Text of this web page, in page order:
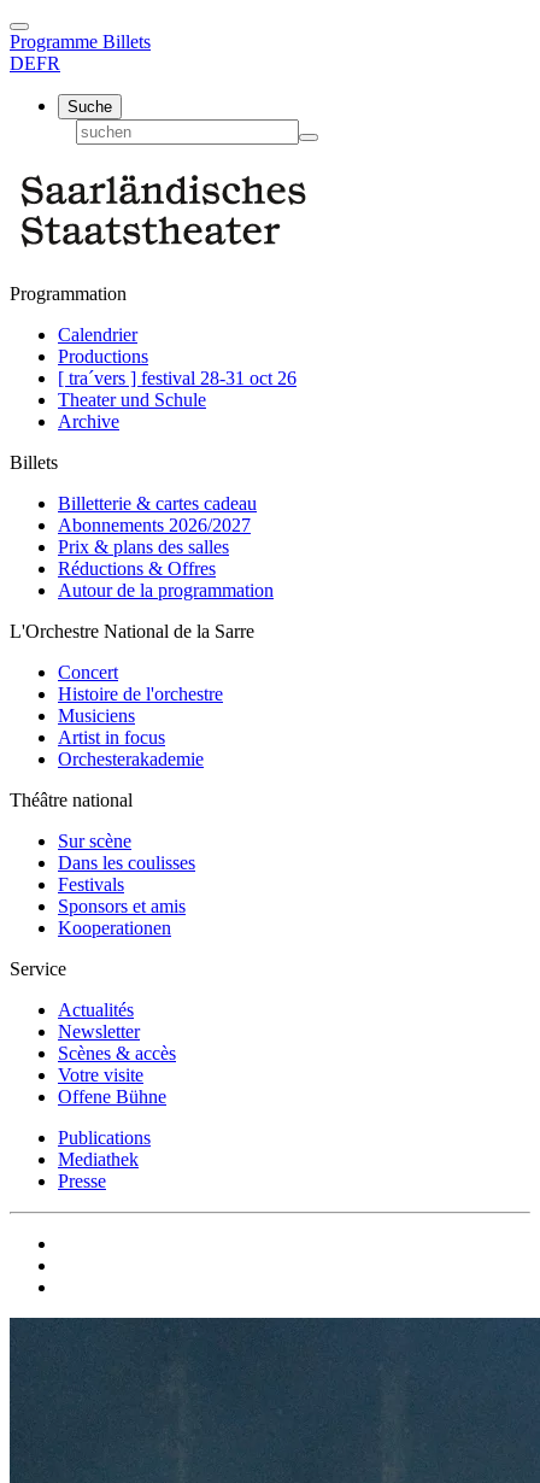
Programme Billets
DEFR
Suche
Programmation
Calendrier
Productions
[ tra´vers ] festival 28-31 oct 26
Theater und Schule
Archive
Billets
Billetterie & cartes cadeau
Abonnements 2026/2027
Prix & plans des salles
Réductions & Offres
Autour de la programmation
L'Orchestre National de la Sarre
Concert
Histoire de l'orchestre
Musiciens
Artist in focus
Orchesterakademie
Théâtre national
Sur scène
Dans les coulisses
Festivals
Sponsors et amis
Kooperationen
Service
Actualités
Newsletter
Scènes & accès
Votre visite
Offene Bühne
Publications
Mediathek
Presse